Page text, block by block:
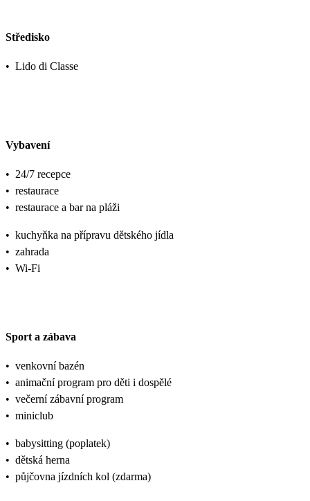
Středisko
• Lido di Classe
Vybavení
• 24/7 recepce
• restaurace
• restaurace a bar na pláži
• kuchyňka na přípravu dětského jídla
• zahrada
• Wi-Fi
Sport a zábava
• venkovní bazén
• animační program pro děti i dospělé
• večerní zábavní program
• miniclub
• babysitting (poplatek)
• dětská herna
• půjčovna jízdních kol (zdarma)